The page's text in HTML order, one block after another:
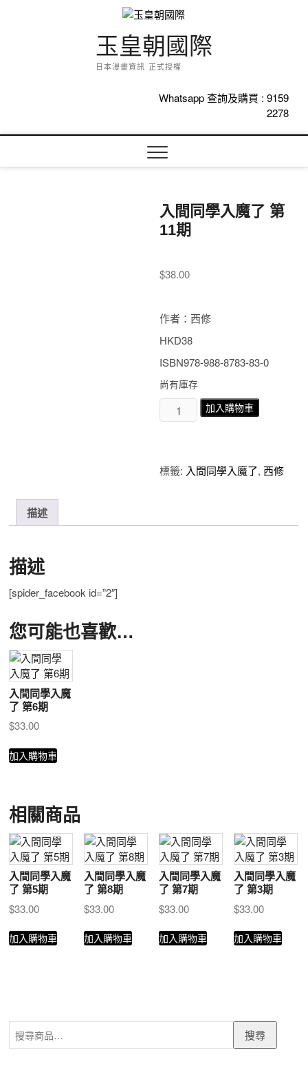
玉皇朝國際
日本漫畫資訊 正式授權
Whatsapp 查詢及購買 : 9159
2278
入間同學入魔了 第
11期
$38.00
作者：西修
HKD38
ISBN978-988-8783-83-0
尚有庫存
間
入
魔
11
加入購物車
標籤: 入間同學入魔了,西修
描述
描述
[spider_facebook id=”2″]
您可能也喜歡…
入間同學入魔
了 第6期
$33.00
加入購物車
相關商品
入間同學入魔
了 第5期
$33.00
加入購物車
入間同學入魔
了 第8期
$33.00
加入購物車
入間同學入魔
了 第7期
$33.00
加入購物車
入間同學入魔
了 第3期
$33.00
加入購物車
搜
搜尋